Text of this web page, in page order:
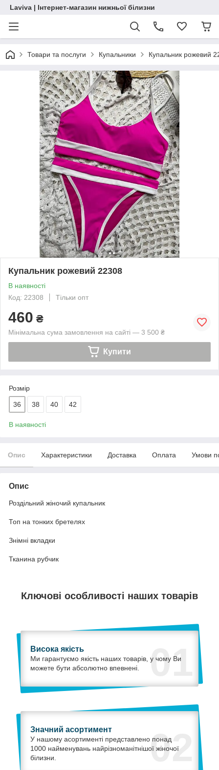
Laviva | Інтернет-магазин нижньої білизни
Товари та послуги Купальники Купальник рожевий
Купальник рожевий 22308
В наявності
Код: 22308
Тільки опт
460 ₴
Мінімальна сума замовлення на сайті — 3 500 ₴
Купити
Розмір
36 38 40 42
В наявності
Опис Характеристики Доставка Оплата Умови
Опис
Роздільний жіночий купальник
Топ на тонких бретелях
Знімні вкладки
Тканина рубчик
Ключові особливості наших товарів
01
Висока якість
Ми гарантуємо якість наших товарів, у чому Ви
можете бути абсолютно впевнені.
02
Значний асортимент
У нашому асортименті представлено понад
1000 найменувань найрізноманітнішої жіночої
білизни.